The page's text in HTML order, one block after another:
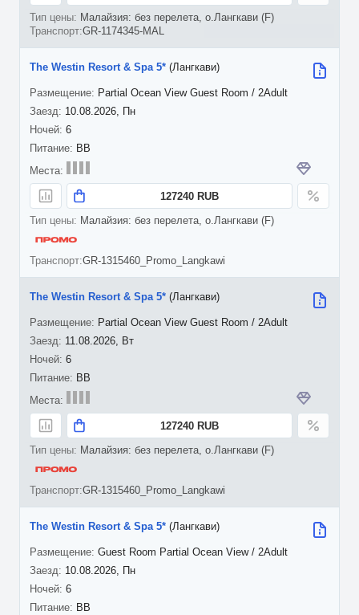
Малайзия: без перелета, о.Лангкави (F)
GR-1174345-MAL
10.08.2026, Пн
6
The Westin Resort & Spa 5* (Лангкави)
Partial Ocean View Guest Room / 2Adult
BB
127240 RUB
Малайзия: без перелета, о.Лангкави (F)
GR-1315460_Promo_Langkawi
11.08.2026, Вт
6
The Westin Resort & Spa 5* (Лангкави)
Partial Ocean View Guest Room / 2Adult
BB
127240 RUB
Малайзия: без перелета, о.Лангкави (F)
GR-1315460_Promo_Langkawi
10.08.2026, Пн
6
The Westin Resort & Spa 5* (Лангкави)
Guest Room Partial Ocean View / 2Adult
BB